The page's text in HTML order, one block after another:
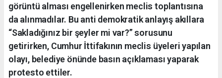
görüntü alması engellenirken meclis toplantısına
da alınmadılar. Bu anti demokratik anlayış akıllara
“Sakladığınız bir şeyler mi var?” sorusunu
getirirken, Cumhur İttifakının meclis üyeleri yapılan
olayı, belediye önünde basın açıklaması yaparak
protesto ettiler.